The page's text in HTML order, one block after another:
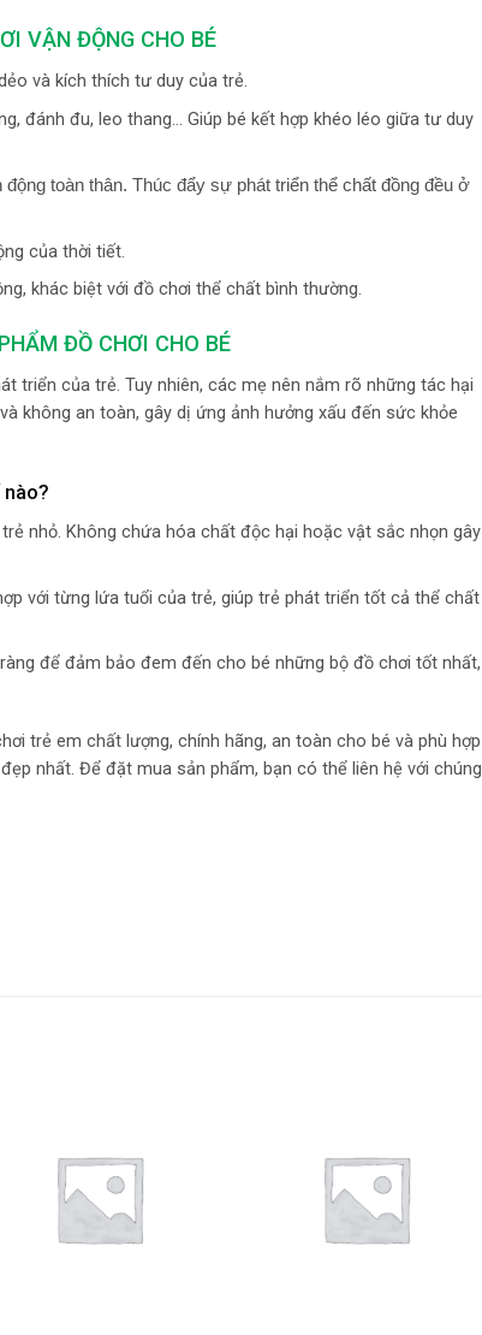
VẬN ĐỘNG CHO BÉ
và kích thích tư duy của trẻ.
đánh đu, leo thang… Giúp bé kết hợp khéo léo giữa tư duy
toàn thân. Thúc đẩy sự phát triển thể chất đồng đều ở
của thời tiết.
khác biệt với đồ chơi thể chất bình thường.
ĐỒ CHƠI CHO BÉ
triển của trẻ. Tuy nhiên, các mẹ nên nắm rõ những tác hại
không an toàn, gây dị ứng ảnh hưởng xấu đến sức khỏe
nhỏ. Không chứa hóa chất độc hại hoặc vật sắc nhọn gây
với từng lứa tuổi của trẻ, giúp trẻ phát triển tốt cả thể chất
để đảm bảo đem đến cho bé những bộ đồ chơi tốt nhất,
trẻ em chất lượng, chính hãng, an toàn cho bé và phù hợp
nhất. Để đặt mua sản phẩm, bạn có thể liên hệ với chúng